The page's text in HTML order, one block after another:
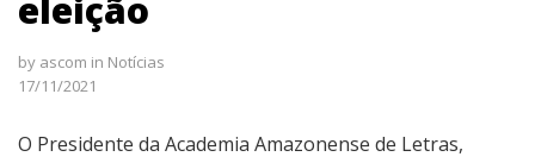
eleição
by ascom in Notícias
17/11/2021
O Presidente da Academia Amazonense de Letras,